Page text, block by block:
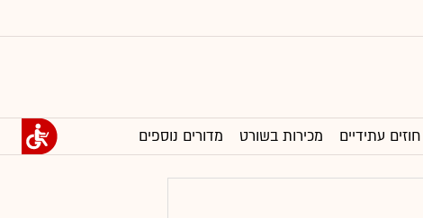
חוזים עתידיים מכירות בשורט מדורים נוספים